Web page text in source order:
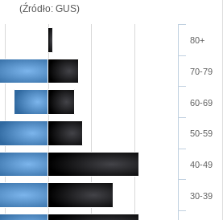
(Źródło: GUS)
30-39
40-49
50-59
60-69
70-79
80+